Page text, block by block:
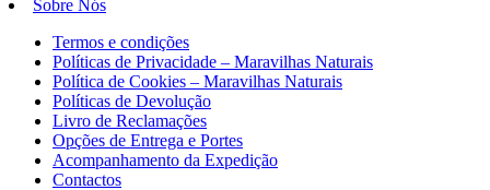
Sobre Nós
Termos e condições
Políticas de Privacidade – Maravilhas Naturais
Política de Cookies – Maravilhas Naturais
Políticas de Devolução
Livro de Reclamações
Opções de Entrega e Portes
Acompanhamento da Expedição
Contactos